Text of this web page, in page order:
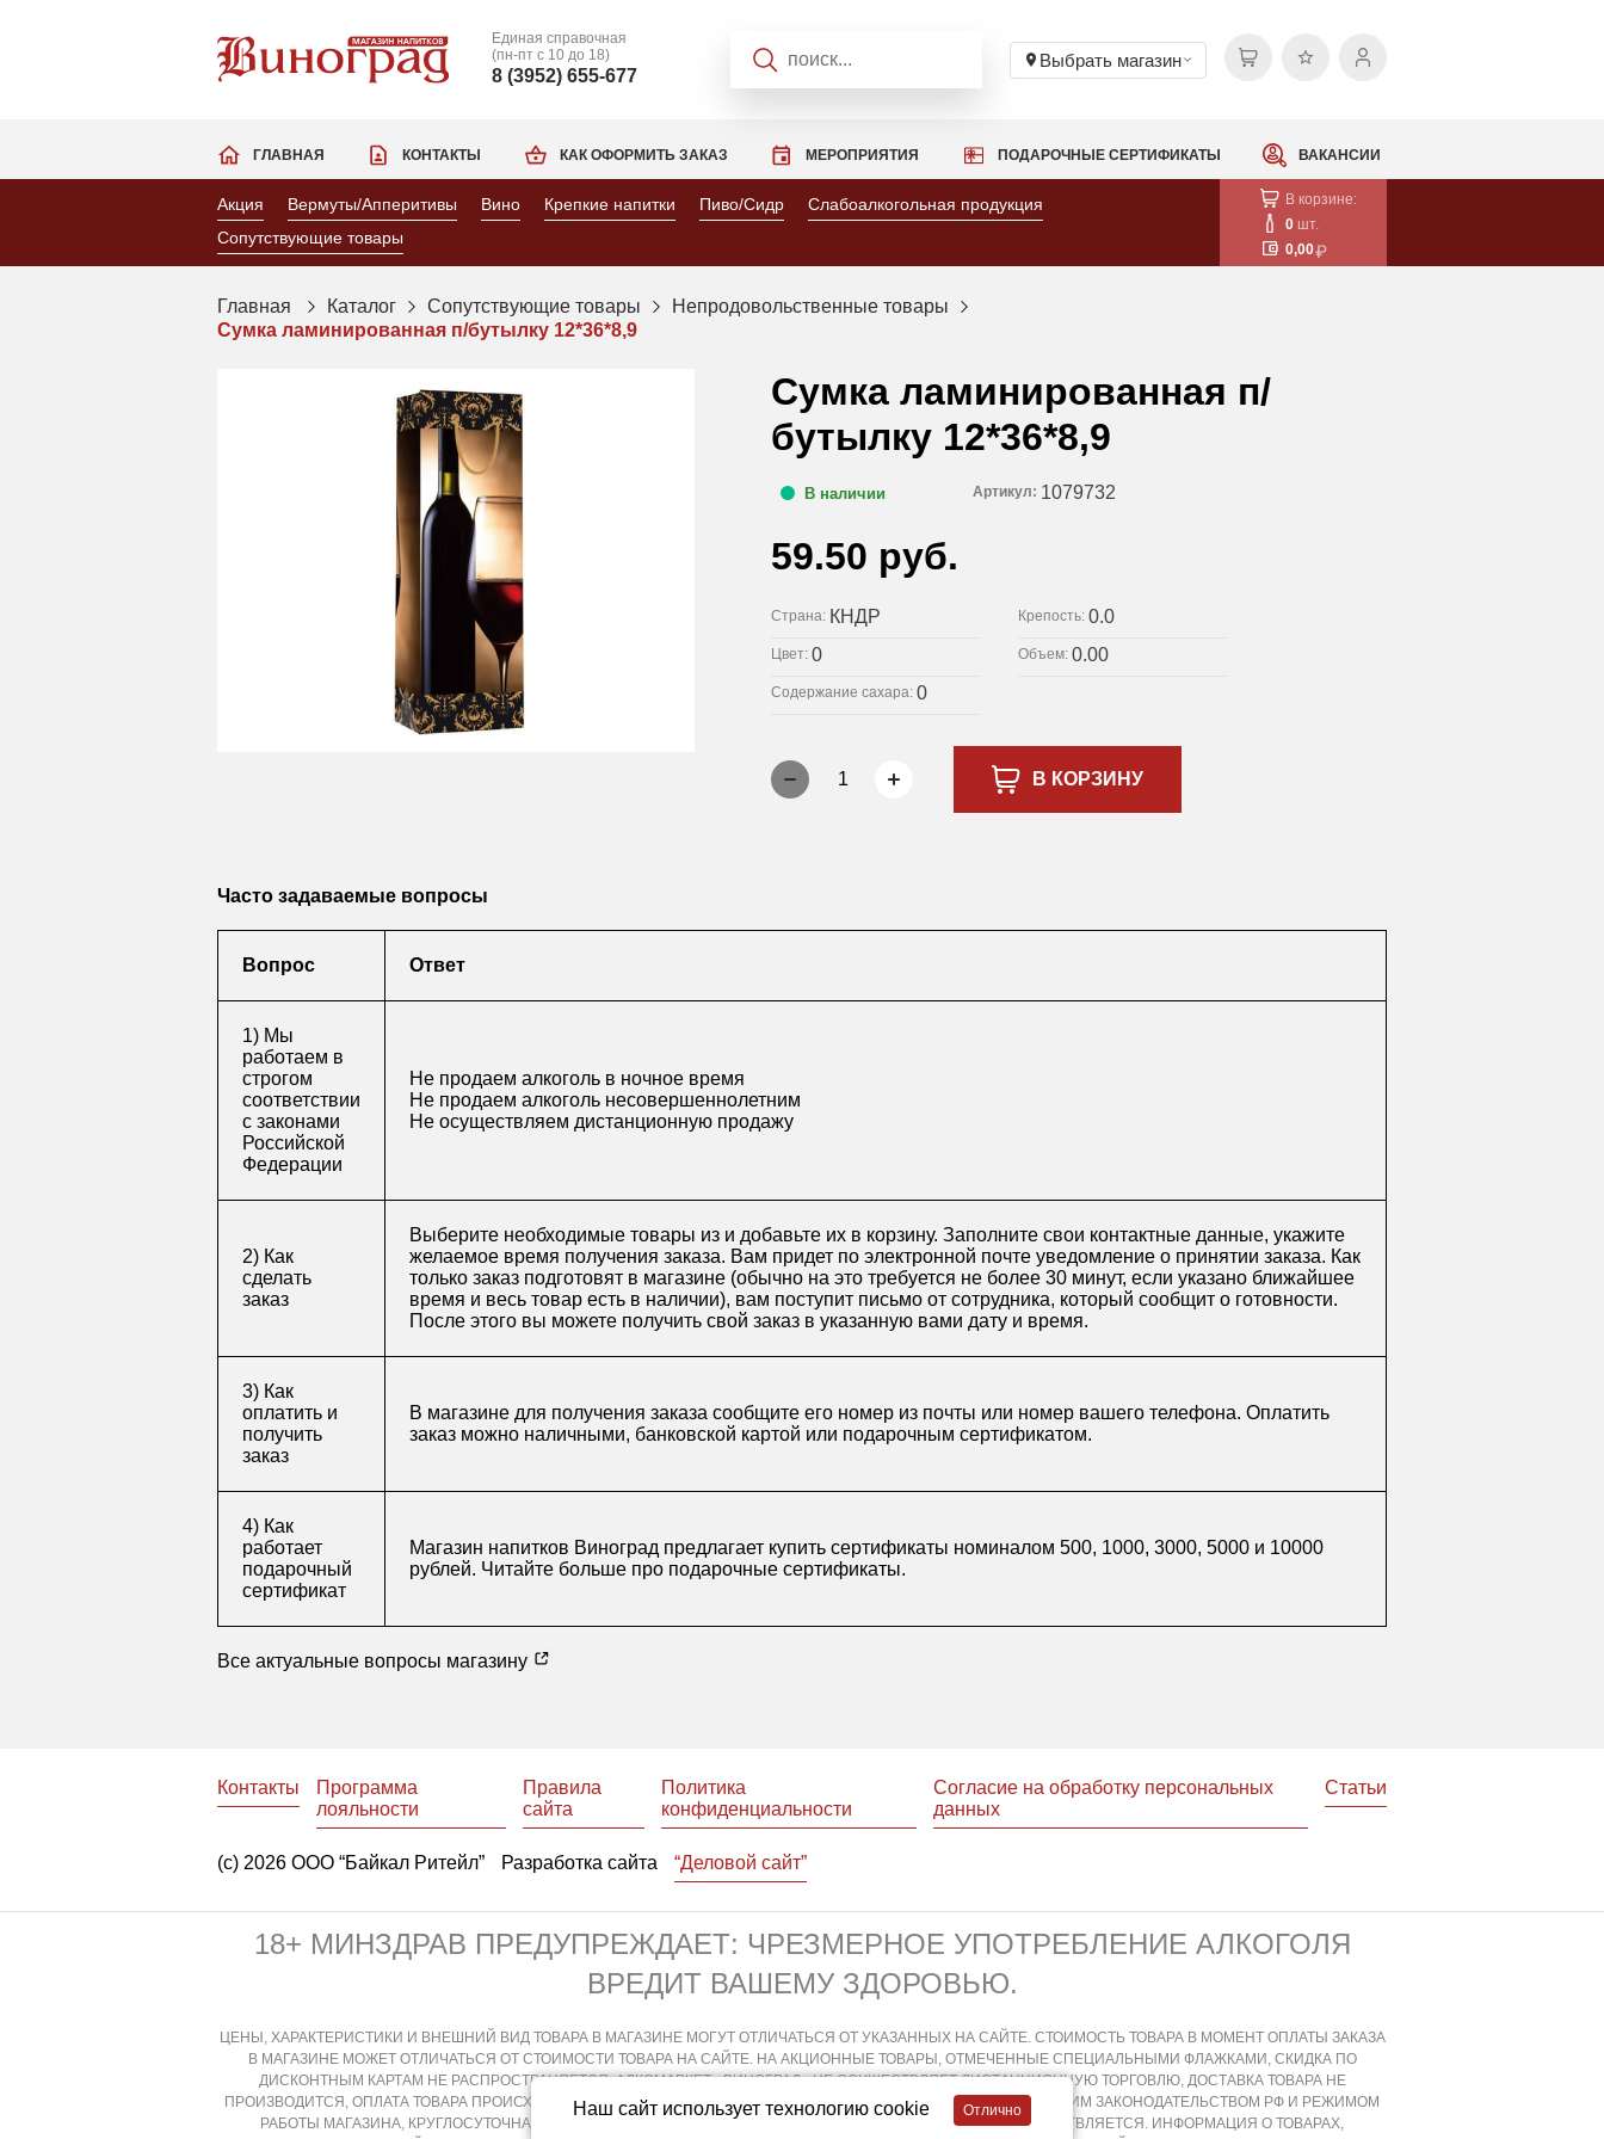
Наш сайт использует технологию cookie
Единая справочная
(пн-пт с 10 до 18)
8 (3952) 655-677
Выбрать магазин
КАК ОФОРМИТЬ ЗАКАЗ МЕРОПРИЯТИЯ ПОДАРОЧНЫЕ СЕРТИФИКАТЫ ВАКАНСИИ
ГЛАВНАЯ КОНТАКТЫ
Акция Вермуты/Апперитивы Вино Крепкие напитки Пиво/Сидр
Слабоалкогольная продукция
Сопутствующие товары
В корзине:
0 шт.
0,00
Главная Каталог Сопутствующие товары
Непродовольственные товары
Сумка ламинированная п/бутылку 12*36*8,9
Сумка ламинированная п/
бутылку 12*36*8,9
В наличии Артикул: 1079732
59.50 руб.
Страна: КНДР Крепость: 0.0
Цвет: 0 Объем: 0.00
Содержание сахара: 0
1 В КОРЗИНУ
Часто задаваемые вопросы
Вопрос Ответ
1) Мы
работаем в
строгом
соответствии
с законами
Российской
Федерации
Не продаем алкоголь в ночное время
Не продаем алкоголь несовершеннолетним
Не осуществляем дистанционную продажу
2) Как
сделать
заказ
Выберите необходимые товары из и добавьте их в корзину. Заполните свои контактные данные, укажите
желаемое время получения заказа. Вам придет по электронной почте уведомление о принятии заказа. Как
только заказ подготовят в магазине (обычно на это требуется не более 30 минут, если указано ближайшее
время и весь товар есть в наличии), вам поступит письмо от сотрудника, который сообщит о готовности.
После этого вы можете получить свой заказ в указанную вами дату и время.
3) Как
оплатить и
получить
заказ
В магазине для получения заказа сообщите его номер из почты или номер вашего телефона. Оплатить
заказ можно наличными, банковской картой или подарочным сертификатом.
4) Как
работает
подарочный
сертификат
Магазин напитков Виноград предлагает купить сертификаты номиналом 500, 1000, 3000, 5000 и 10000
рублей. Читайте больше про подарочные сертификаты.
Все актуальные вопросы магазину
Контакты
Программа
лояльности
Правила
сайта
Политика
конфиденциальности
Согласие на обработку персональных
данных
Статьи
(с) 2026 ООО “Байкал Ритейл” Разработка сайта “Деловой сайт”
18+ МИНЗДРАВ ПРЕДУПРЕЖДАЕТ: ЧРЕЗМЕРНОЕ УПОТРЕБЛЕНИЕ АЛКОГОЛЯ
ВРЕДИТ ВАШЕМУ ЗДОРОВЬЮ.
ЦЕНЫ, ХАРАКТЕРИСТИКИ И ВНЕШНИЙ ВИД ТОВАРА В МАГАЗИНЕ МОГУТ ОТЛИЧАТЬСЯ ОТ УКАЗАННЫХ НА САЙТЕ. СТОИМОСТЬ ТОВАРА В МОМЕНТ ОПЛАТЫ ЗАКАЗА
В МАГАЗИНЕ МОЖЕТ ОТЛИЧАТЬСЯ ОТ СТОИМОСТИ ТОВАРА НА САЙТЕ. НА АКЦИОННЫЕ ТОВАРЫ, ОТМЕЧЕННЫЕ СПЕЦИАЛЬНЫМИ ФЛАЖКАМИ, СКИДКА ПО
ДИСКОНТНЫМ КАРТАМ НЕ РАСПРОСТРАНЯЕТСЯ. АЛКОМАРКЕТ «ВИНОГРАД» НЕ ОСУЩЕСТВЛЯЕТ ДИСТАНЦИОННУЮ ТОРГОВЛЮ, ДОСТАВКА ТОВАРА НЕ
ПРОИЗВОДИТСЯ, ОПЛАТА ТОВАРА ПРОИСХОДИТ НЕПОСРЕДСТВЕННО В МАГАЗИНЕ В СООТВЕТСТВИИ С ДЕЙСТВУЮЩИМ ЗАКОНОДАТЕЛЬСТВОМ РФ И РЕЖИМОМ
РАБОТЫ МАГАЗИНА, КРУГЛОСУТОЧНАЯ И ДИСТАНЦИОННАЯ ПРОДАЖА АЛКОГОЛЬНОЙ ПРОДУКЦИИ НЕ ОСУЩЕСТВЛЯЕТСЯ. ИНФОРМАЦИЯ О ТОВАРАХ,